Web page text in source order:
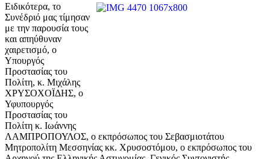
Ειδικότερα, το
Συνέδριό μας τίμησαν
με την παρουσία τους
και απηύθυναν
χαιρετισμό, ο
Υπουργός
Προστασίας του
Πολίτη, κ. Μιχάλης
ΧΡΥΣΟΧΟΪΔΗΣ, ο
Υφυπουργός
Προστασίας του
Πολίτη κ. Ιωάννης
ΛΑΜΠΡΟΠΟΥΛΟΣ, ο εκπρόσωπος του Σεβασμιοτάτου
Μητροπολίτη Μεσσηνίας κκ. Χρυσοστόμου, ο εκπρόσωπος του